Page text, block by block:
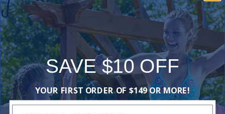
Pour commencer une réclamation, veuillez envoyer un
courriel à customerservice@poolsuppliescanada.ca avec
une photo montrant le(s) défaut(s)/dommage(s) à vos
pièces Hayward et inclure une brève explication de ce qui
s'est produit.
Reviews
SAVE $10 OFF
YOUR FIRST ORDER OF $149 OR MORE!